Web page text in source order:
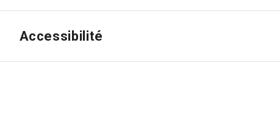
Accessibilité